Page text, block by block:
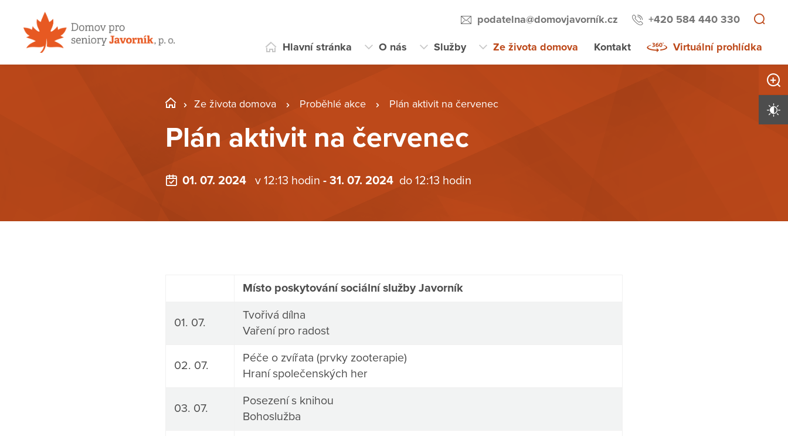
podatelna@domovjavorník.cz +420 584 440 330
Hlavní stránka O nás Služby Ze života domova Kontakt Virtuální prohlídka
Ze života domova Proběhlé akce Plán aktivit na červenec
Plán aktivit na červenec
01. 07. 2024 v 12:13 hodin - 31. 07. 2024 do 12:13 hodin
Místo poskytování sociální služby Javorník
01. 07.
Tvořivá dílna
Vaření pro radost
02. 07.
Péče o zvířata (prvky zooterapie)
Hraní společenských her
03. 07.
Posezení s knihou
Bohoslužba